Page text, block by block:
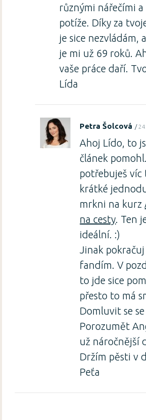
různými nářečími
potíže. Díky za
je sice nezvládám,
je mi už 69 roků.
vaše práce daří.
Lída
Petra Šolcová
Ahoj Lído, to
článek
potřebuješ
krátké
mrkni na kurz
na cesty. Ten
ideální. :)
Jinak
fandím. V
to jde sice
přesto to má
Domluvit se
Porozumět
už náročnější
Držím pěsti v
Peťa